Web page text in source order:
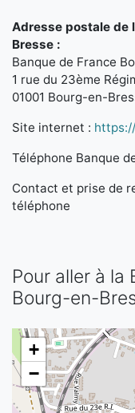
Adresse postale de
Bresse :
Banque de France
1 rue du 23ème
01001 Bourg-en-
Site internet :
Téléphone Banque
Contact et prise de
téléphone
Pour aller à la
Bourg-en-
+
−